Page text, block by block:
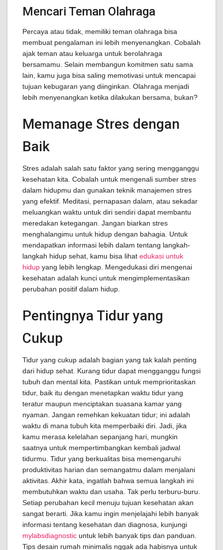
Mencari Teman Olahraga
Percaya atau tidak, memiliki teman olahraga bisa
membuat pengalaman ini lebih menyenangkan. Cobalah
ajak teman atau keluarga untuk berolahraga
bersamamu. Selain membangun komitmen satu sama
lain, kamu juga bisa saling memotivasi untuk mencapai
tujuan kebugaran yang diinginkan. Olahraga menjadi
lebih menyenangkan ketika dilakukan bersama, bukan?
Memanage Stres dengan
Baik
Stres adalah salah satu faktor yang sering mengganggu
kesehatan kita. Cobalah untuk mengenali sumber stres
dalam hidupmu dan gunakan teknik manajemen stres
yang efektif. Meditasi, pernapasan dalam, atau sekadar
meluangkan waktu untuk diri sendiri dapat membantu
meredakan ketegangan. Jangan biarkan stres
menghalangimu untuk hidup dengan bahagia. Untuk
mendapatkan informasi lebih dalam tentang langkah-
langkah hidup sehat, kamu bisa lihat edukasi untuk
hidup yang lebih lengkap. Mengedukasi diri mengenai
kesehatan adalah kunci untuk mengimplementasikan
perubahan positif dalam hidup.
Pentingnya Tidur yang
Cukup
Tidur yang cukup adalah bagian yang tak kalah penting
dari hidup sehat. Kurang tidur dapat mengganggu fungsi
tubuh dan mental kita. Pastikan untuk memprioritaskan
tidur, baik itu dengan menetapkan waktu tidur yang
teratur maupun menciptakan suasana kamar yang
nyaman. Jangan remehkan kekuatan tidur; ini adalah
waktu di mana tubuh kita memperbaiki diri. Jadi, jika
kamu merasa kelelahan sepanjang hari, mungkin
saatnya untuk mempertimbangkan kembali jadwal
tidurmu. Tidur yang berkualitas bisa memengaruhi
produktivitas harian dan semangatmu dalam menjalani
aktivitas. Akhir kata, ingatlah bahwa semua langkah ini
membutuhkan waktu dan usaha. Tak perlu terburu-buru.
Setiap perubahan kecil menuju tujuan kesehatan akan
sangat berarti. Jika kamu ingin menjelajahi lebih banyak
informasi tentang kesehatan dan diagnosa, kunjungi
mylabsdiagnostic untuk lebih banyak tips dan panduan.
Tips desain rumah minimalis nggak ada habisnya untuk